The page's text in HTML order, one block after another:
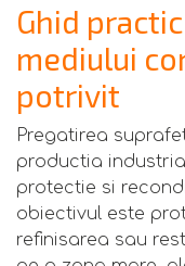
Ghid
mediului
potrivit
Pregatirea
productia
protectie si
obiectivul este
refinisarea sau